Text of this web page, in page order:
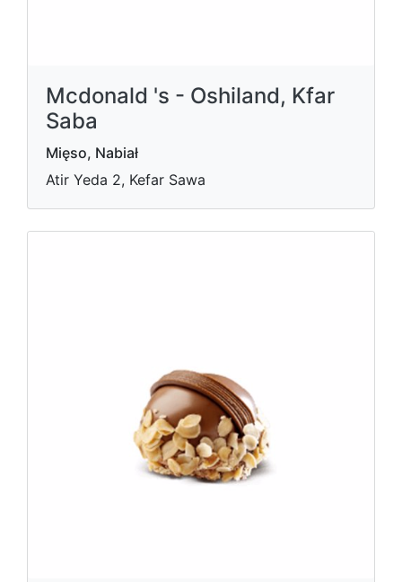
Mcdonald 's - Oshiland, Kfar
Saba
Mięso, Nabiał
Atir Yeda 2, Kefar Sawa